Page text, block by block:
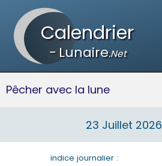
Calendrier
-Lunaire.Net
Pêcher avec la lune
23 Juillet 2026
indice journalier :